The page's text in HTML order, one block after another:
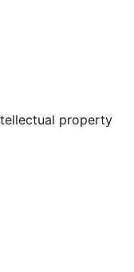
property